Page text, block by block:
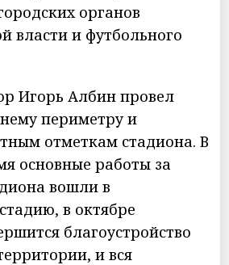
органов
власти и футбольного
Игорь Албин провел
периметру и
отметкам стадиона. В
основные работы за
вошли в
в октябре
благоустройство
и вся